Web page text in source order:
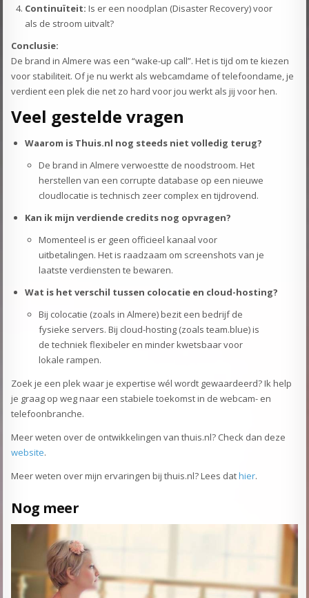
Continuïteit: Is er een noodplan (Disaster Recovery) voor
als de stroom uitvalt?
Conclusie:
De brand in Almere was een “wake-up call”. Het is tijd om te kiezen
voor stabiliteit. Of je nu werkt als webcamdame of telefoondame, je
verdient een plek die net zo hard voor jou werkt als jij voor hen.
Veel gestelde vragen
Waarom is Thuis.nl nog steeds niet volledig terug?
De brand in Almere verwoestte de noodstroom. Het
herstellen van een corrupte database op een nieuwe
cloudlocatie is technisch zeer complex en tijdrovend.
Kan ik mijn verdiende credits nog opvragen?
Momenteel is er geen officieel kanaal voor
uitbetalingen. Het is raadzaam om screenshots van je
laatste verdiensten te bewaren.
Wat is het verschil tussen colocatie en cloud-hosting?
Bij colocatie (zoals in Almere) bezit een bedrijf de
fysieke servers. Bij cloud-hosting (zoals team.blue) is
de techniek flexibeler en minder kwetsbaar voor
lokale rampen.
Zoek je een plek waar je expertise wél wordt gewaardeerd? Ik help
je graag op weg naar een stabiele toekomst in de webcam- en
telefoonbranche.
Meer weten over de ontwikkelingen van thuis.nl? Check dan deze
website.
Meer weten over mijn ervaringen bij thuis.nl? Lees dathier.
Nog meer